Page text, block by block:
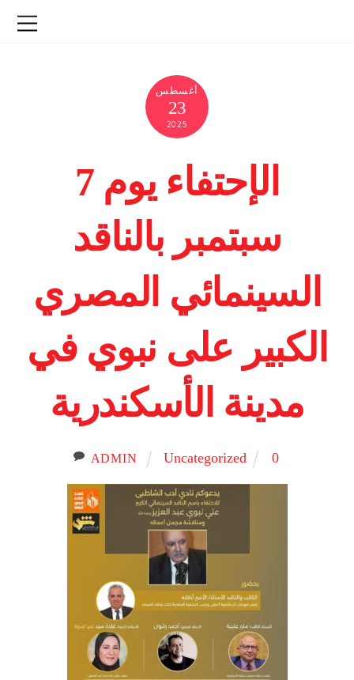
أغسطس
23
2025
الإحتفاء يوم 7
سبتمبر بالناقد
السينمائي المصري
الكبير على نبوي في
مدينة الأسكندرية
ADMIN Uncategorized 0